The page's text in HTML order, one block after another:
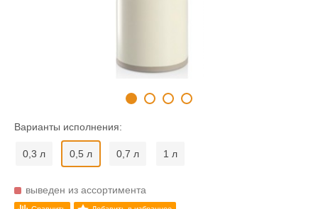
Варианты исполнения:
0,3 л 0,5 л 0,7 л 1 л
выведен из ассортимента